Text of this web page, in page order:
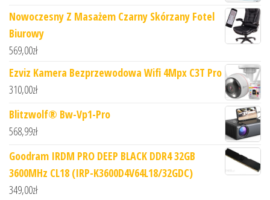
Nowoczesny Z Masażem Czarny Skórzany Fotel
Biurowy
569,00zł
Ezviz Kamera Bezprzewodowa Wifi 4Mpx C3T Pro
310,00zł
Blitzwolf® Bw-Vp1-Pro
568,99zł
Goodram IRDM PRO DEEP BLACK DDR4 32GB
3600MHz CL18 (IRP-K3600D4V64L18/32GDC)
349,00zł